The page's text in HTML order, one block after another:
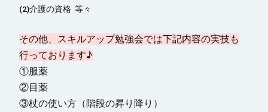
(2)介護の資格 等々
その他、スキルアップ勉強会では下記内容の実技も
行っております♪
①服薬
②目薬
③杖の使い方（階段の昇り降り）